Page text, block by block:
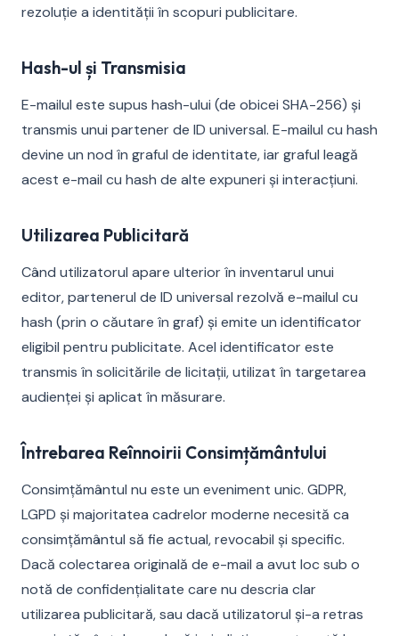
rezoluție a identității în scopuri publicitare.
Hash-ul și Transmisia
E-mailul este supus hash-ului (de obicei SHA-256) și
transmis unui partener de ID universal. E-mailul cu hash
devine un nod în graful de identitate, iar graful leagă
acest e-mail cu hash de alte expuneri și interacțiuni.
Utilizarea Publicitară
Când utilizatorul apare ulterior în inventarul unui
editor, partenerul de ID universal rezolvă e-mailul cu
hash (prin o căutare în graf) și emite un identificator
eligibil pentru publicitate. Acel identificator este
transmis în solicitările de licitații, utilizat în targetarea
audienței și aplicat în măsurare.
Întrebarea Reînnoirii Consimțământului
Consimțământul nu este un eveniment unic. GDPR,
LGPD și majoritatea cadrelor moderne necesită ca
consimțământul să fie actual, revocabil și specific.
Dacă colectarea originală de e-mail a avut loc sub o
notă de confidențialitate care nu descria clar
utilizarea publicitară, sau dacă utilizatorul și-a retras